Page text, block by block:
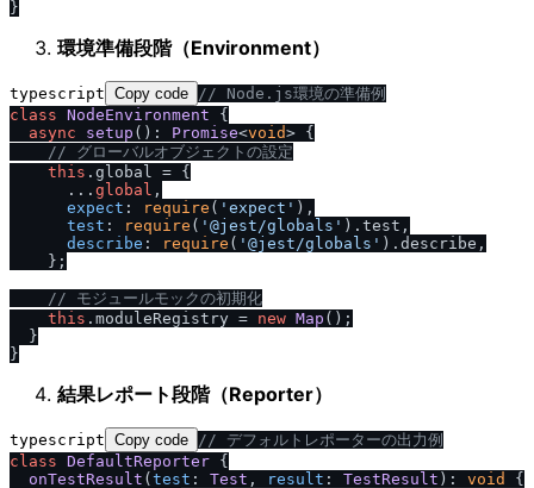
環境準備段階（Environment）
typescript Copy code / / Node.js環境の準備例
class NodeEnvironment {
async
setup (): Promise<void> {
/ / グローバルオブジェクトの設定
this . global
= {
      ...
global ,
expect : require ( 'expect' ),
test : require ( '@jest /globals' ). test ,
describe : require ( '@jest /globals' ). describe ,
    };
/ / モジュールモックの初期化
this . moduleRegistry = new Map ();
  }
結果レポート段階（Reporter）
typescript Copy code / / デフォルトレポーターの出力例
class DefaultReporter {
onTestResult ( test : Test , result : TestResult ): void
{